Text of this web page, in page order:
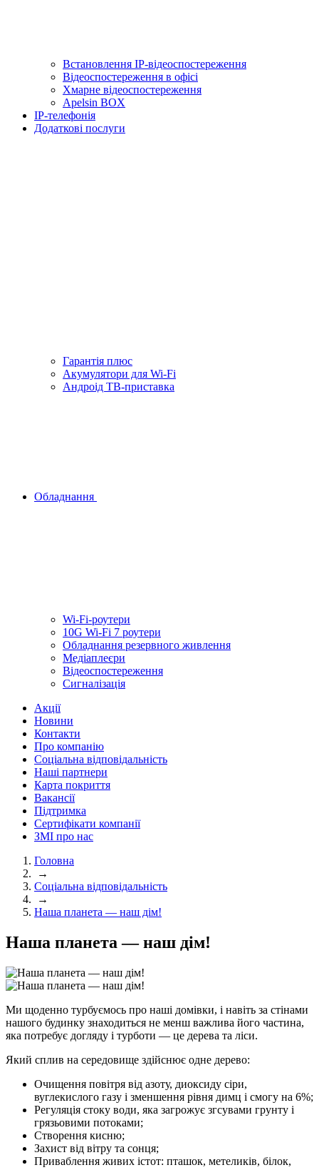
Встановлення IP-відеоспостереження
Відеоспостереження в офісі
Хмарне відеоспостереження
Apelsin BOX
IP-телефонія
Додаткові послуги
Гарантiя плюс
Акумулятори для Wi-Fi
Андроід ТВ-приставка
Обладнання
Wi-Fi-роутери
10G Wi-Fi 7 роутери
Обладнання резервного живлення
Медiаплеєри
Відеоспостереження
Сигналізація
Акції
Новини
Контакти
Про компанію
Соціальна відповідальність
Наші партнери
Карта покриття
Вакансії
Підтримка
Сертифікати компанії
ЗМІ про нас
Головна
→
Соціальна відповідальність
→
Наша планета — наш дім!
Наша планета — наш дім!
Ми щоденно турбуємось про наші домівки, і навіть за стінами
нашого будинку знаходиться не менш важлива його частина,
яка потребує догляду і турботи — це дерева та ліси.
Який сплив на середовище здійснює одне дерево:
Очищення повітря від азоту, диоксиду сіри,
вуглекислого газу і зменшення рівня димц і смогу на 6%;
Регуляція стоку води, яка загрожує згсувами грунту і
грязьовими потоками;
Створення кисню;
Захист від вітру та сонця;
Приваблення живих істот: пташок, метеликів, білок,